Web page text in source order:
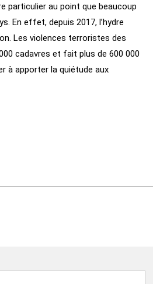
particulier au point que beaucoup
En effet, depuis 2017, l’hydre
Les violences terroristes des
cadavres et fait plus de 600 000
à apporter la quiétude aux